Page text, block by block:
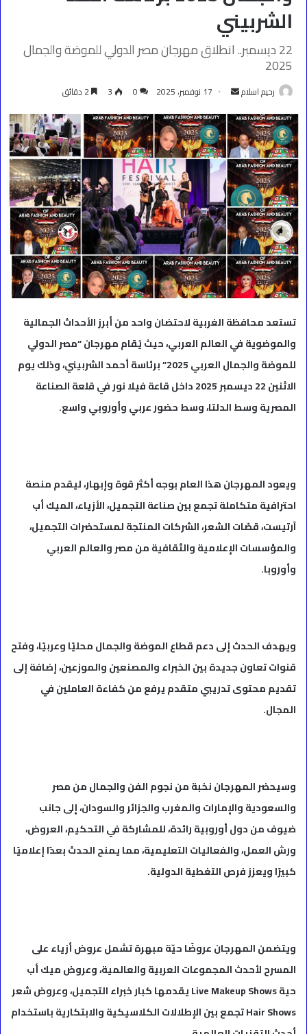
الشربيني
22 ديسمبر.. انطلاق مهرجان مصر الدولي للموضة والجمال
2025
رحيم اسلام
أرسل
إلكترونيا
17 نوفمبر، 2025 0
3
تستعد محافظة الغربية لاحتضان واحد من أبرز الأحداث الجمالية
والموضوية في العالم العربي، حيث يُقام مهرجان “مصر الدولي
للموضة والجمال العربي 2025” برئاسة أحمد الشربيني، وذلك يوم
الاثنين 22 ديسمبر 2025 داخل قاعة فيلا نور في قلعة الصناعة
المصرية وسط الدلتا، وسط حضور عربي وأوروبي واسع.
ويعود المهرجان هذا العام بوجه أكثر قوة وإبهار، ليقدم منصة
احترافية متكاملة تجمع بين صناعة التجميل، الأزياء، الميك أب
آرتيست، قصّات الشعر، الشركات المنتجة لمستحضرات التجميل،
والمؤسسات الإعلامية والثقافية من مصر والعالم العربي
وأوروبا.
ويهدف الحدث إلى دعم قطاع الموضة والجمال محليًا وعربيًا، وفتح
قنوات تعاون جديدة بين الخبراء والمصنعين والموزعين، إضافة إلى
تقديم محتوى تدريبي متقدم يرفع من كفاءة العاملين في
المجال.
وسيحضر المهرجان نخبة من نجوم الفن والجمال من مصر
والسعودية والإمارات والمغرب والجزائر والسودان، إلى جانب
ضيوف من دول أوروبية رائدة، للمشاركة في التحكيم، العروض،
ورش العمل، والفعاليات التعليمية، مما يمنح الحدث بعدًا إعلاميًا
كبيرًا ويعزز فرص التغطية الدولية.
ويتضمن المهرجان عروضًا حيّة مبهرة تشمل عروض أزياء على
المسرح لأحدث المجموعات العربية والعالمية، وعروض ميك أب
حية Live Makeup Shows يقدمها كبار خبراء التجميل، وعروض شعر
Hair Shows تجمع بين الإطلالات الكلاسيكية والابتكارية باستخدام